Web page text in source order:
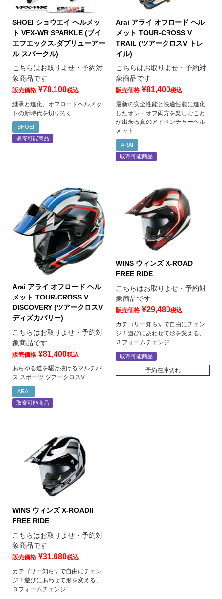
SHOEI ショウエイ ヘルメッ
ト VFX-WR SPARKLE (ブイ
エフエックス-ダブリューアー
ル スパークル)
こちらはお取りよせ・予約対
象商品です
販売価格 ¥78,100税込
継承と進化、オフロードヘルメッ
トの新時代を切り拓く
SHOEI
取寄可能商品
Arai アライ オフロード ヘル
メット TOUR-CROSS V
TRAIL (ツアークロスV トレ
イル)
こちらはお取りよせ・予約対
象商品です
販売価格 ¥81,400税込
最新の安全性能と快適性能に進化
したオン・オフ両方を楽しむこと
が出来る真のアドベンチャーヘル
メット
ARAI
取寄可能商品
Arai アライ オフロード ヘル
メット TOUR-CROSS V
DISCOVERY (ツアークロスV
ディズカバリー)
こちらはお取りよせ・予約対
象商品です
販売価格 ¥81,400税込
あらゆる道を駆け抜けるマルチパ
ス.スポーツ ツアークロスV
ARAI
取寄可能商品
WINS ウィンズ X-ROAD
FREE RIDE
こちらはお取りよせ・予約対
象商品です
販売価格 ¥29,480税込
カテゴリー知らずで自由にチェン
ジ！遊びにあわせて形を変える、
３フォームチェンジ
取寄可能商品
予約在庫切れ
WINS ウィンズ X-ROADII
FREE RIDE
こちらはお取りよせ・予約対
象商品です
販売価格 ¥31,680税込
カテゴリー知らずで自由にチェン
ジ！遊びにあわせて形を変える、
３フォームチェンジ